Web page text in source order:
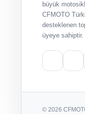
büyük
CFMOTO
desteklenen
üyeye sahiptir.
© 2026